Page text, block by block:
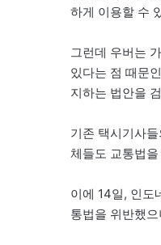
하게 이용할 수
그런데 우버는
있다는 점 때문
지하는 법안을
기존 택시기사
체들도 교통법
이에 14일, 인도
통법을 위반했